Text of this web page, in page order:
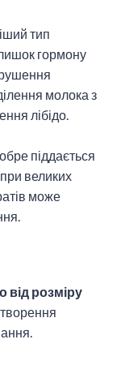
тип
гормону
молока з
лібідо.
піддається
великих
може
від розміру